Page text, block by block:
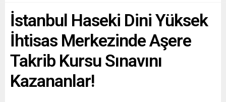
İstanbul Haseki Dini Yüksek
İhtisas Merkezinde Aşere
Takrib Kursu Sınavını
Kazananlar!